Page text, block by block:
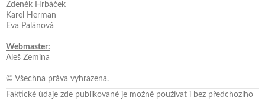
Zdeněk Hrbáček
Karel Herman
Eva Palánová
Webmaster:
Aleš Zemina
© Všechna práva vyhrazena.
Faktické údaje zde publikované je možné používat i bez předchozího